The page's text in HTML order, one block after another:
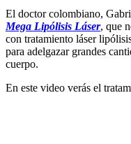
El doctor colombiano,
Mega Lipólisis Láser, que
con tratamiento láser
para adelgazar grandes
cuerpo.
En este video verás el